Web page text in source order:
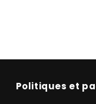
Politiques et